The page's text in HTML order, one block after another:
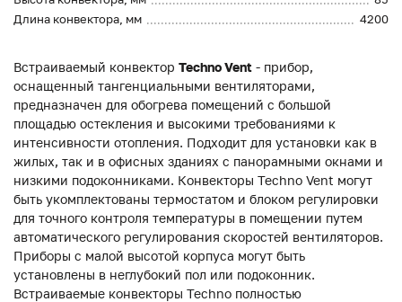
Длина конвектора, мм
4200
Встраиваемый конвектор Techno Vent - прибор,
оснащенный тангенциальными вентиляторами,
предназначен для обогрева помещений с большой
площадью остекления и высокими требованиями к
интенсивности отопления. Подходит для установки как в
жилых, так и в офисных зданиях с панорамными окнами и
низкими подоконниками. Конвекторы Techno Vent могут
быть укомплектованы термостатом и блоком регулировки
для точного контроля температуры в помещении путем
автоматического регулирования скоростей вентиляторов.
Приборы с малой высотой корпуса могут быть
установлены в неглубокий пол или подоконник.
Встраиваемые конвекторы Techno полностью